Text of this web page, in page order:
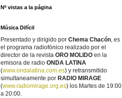
Nº vistas a la página
Música Difícil
Presentado y dirigido por Chema Chacón, es
el programa radiofónico realizado por el
director de la revista ORO MOLIDO en la
emisora de radio ONDA LATINA
(www.ondalatina.com.es) y retransmitido
simultaneamente por RADIO MIRAGE
(www.radiomirage.org.es) los Martes de 19:00
a 20:00.